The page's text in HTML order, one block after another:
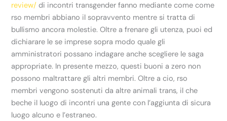
review/ di incontri transgender fanno mediante come come
rso membri abbiano il sopravvento mentre si tratta di
bullismo ancora molestie. Oltre a frenare gli utenza, puoi ed
dichiarare le se imprese sopra modo quale gli
amministratori possano indagare anche scegliere le saga
appropriate. In presente mezzo, questi buoni a zero non
possono maltrattare gli altri membri. Oltre a cio, rso
membri vengono sostenuti da altre animali trans, il che
beche il luogo di incontri una gente con l’aggiunta di sicura
luogo alcuno e l’estraneo.